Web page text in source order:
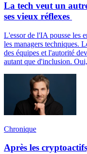
La tech veut un
ses vieux réflexes
L'essor de l'IA pousse les
les managers techniques.
des équipes et l'autorité
autant que d'inclusion.
Chronique
Après les